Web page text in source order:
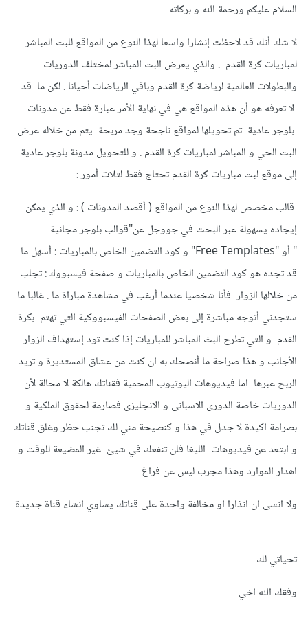
السلام عليكم ورحمة الله و بركاته
لا شك أنك قد لاحظت إنشارا واسعا لهذا النوع من المواقع للبث المباشر
لمباريات كرة القدم . والذي يعرض البث المباشر لمختلف الدوريات
والبطولات العالمية لرياضة كرة القدم وباقي الرياضات أحيانا . لكن ما قد
لا تعرفه هو أن هذه المواقع هي في نهاية الأمر عبارة فقط عن مدونات
بلوجر عادية تم تحويلها لمواقع ناجحة وجد مربحة يتم من خلاله عرض
البث الحي و المباشر لمباريات كرة القدم . و للتحويل مدونة بلوجر عادية
إلى موقع لبث مباريات كرة القدم تحتاج فقط لتلات أمور :
قالب مخصص لهذا النوع من المواقع ( أقصد المدونات ) : و الذي يمكن
إيجاده يسهولة عبر البحت في جووجل عن"قوالب بلوجر مجانية
" أو "Free Templates" و كود التضمين الخاص بالمباريات : أسهل ما
قد تجده هو كود التضمين الخاص بالمباريات و صفحة فيسبووك : تجلب
من خلالها الزوار فأنا شخصيا عندما أرغب في مشاهدة مباراة ما . غالبا ما
ستجدني أتوجه مباشرة إلى بعض الصفحات الفيسبووكية التي تهتم بكرة
القدم و التي تطرح البث المباشر للمباريات إذا كنت تود إستهداف الزوار
الأجانب و هذا صراحة ما أنصحك به ان كنت من عشاق المستديرة و تريد
الربح عبرها اما فيديوهات اليوتيوب المحمية فقناتك هالكة لا محالة لأن
الدوريات خاصة الدورى الاسبانى و الانجليزى فصارمة لحقوق الملكية و
بصرامة اكيدة لا جدل في هذا و كنصيحة مني لك تجنب حظر وغلق قناتك
و ابتعد عن فيديوهات الليغا فلن تنفعك في شيئ غير المضيعة للوقت و
اهدار الموارد وهذا مجرب ليس عن فراغ
ولا انسى ان انذارا او مخالفة واحدة على قناتك يساوي انشاء قناة جديدة
تحياتي لك
وفقك الله اخي